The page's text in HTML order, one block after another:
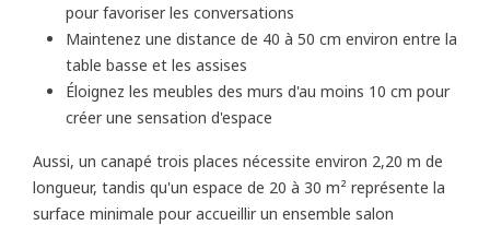
pour favoriser les conversations
Maintenez une distance de 40 à 50 cm environ entre la
table basse et les assises
Éloignez les meubles des murs d'au moins 10 cm pour
créer une sensation d'espace
Aussi, un canapé trois places nécessite environ 2,20 m de
longueur, tandis qu'un espace de 20 à 30 m² représente la
surface minimale pour accueillir un ensemble salon